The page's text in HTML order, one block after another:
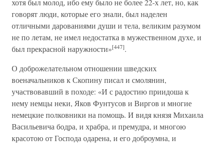
хотя был молод, ибо ему было не более 22-х лет, но, как
говорят люди, которые его знали, был наделен
отличными дарованиями души и тела, великим разумом
не по летам, не имел недостатка в мужественном духе, и
был прекрасной наружности»[447].
О доброжелательном отношении шведских
военачальников к Скопину писал и смолянин,
участвовавший в походе: «И с радостию приидоша к
нему немцы неки, Яков Фунтусов и Виргов и многие
немецкие полковники на помощь. И видя князя Михаила
Васильевича бодра, и храбра, и премудра, и многою
красотою от Господа одарена, и его доброумна, и